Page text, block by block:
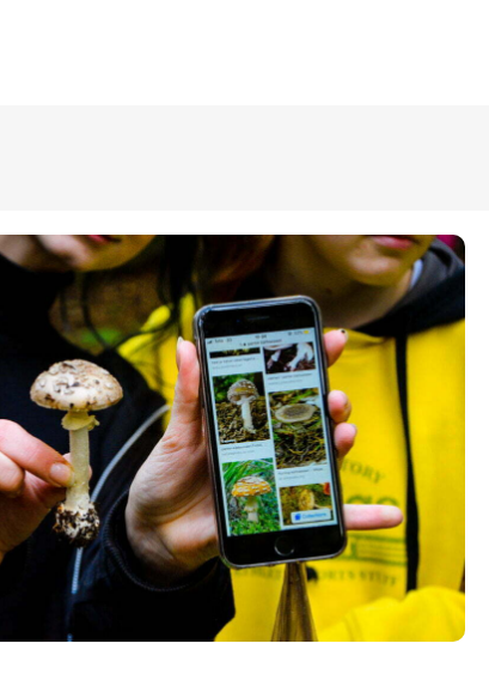
Meie kool
Dokumendid
Uudised
Lapsevanemale
Vilistlastele
Toitlustamine
Virtuaaltuur
Õpilasesindus
Kontaktid
Tööpakkumised